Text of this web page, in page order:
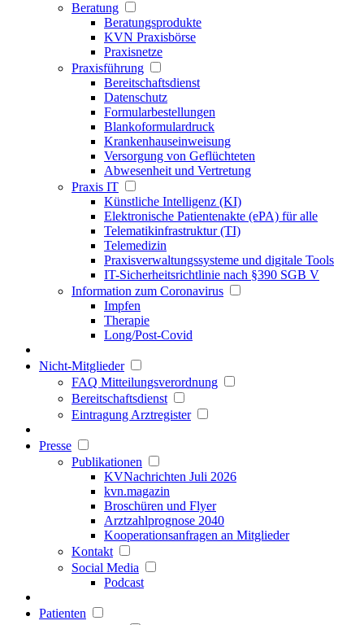
Beratung
Beratungsprodukte
KVN Praxisbörse
Praxisnetze
Praxisführung
Bereitschaftsdienst
Datenschutz
Formularbestellungen
Blankoformulardruck
Krankenhauseinweisung
Versorgung von Geflüchteten
Abwesenheit und Vertretung
Praxis IT
Künstliche Intelligenz (KI)
Elektronische Patientenakte (ePA) für alle
Telematikinfrastruktur (TI)
Telemedizin
Praxisverwaltungssysteme und digitale Tools
IT-Sicherheitsrichtlinie nach §390 SGB V
Information zum Coronavirus
Impfen
Therapie
Long/Post-Covid
Nicht-Mitglieder
FAQ Mitteilungsverordnung
Bereitschaftsdienst
Eintragung Arztregister
Presse
Publikationen
KVNachrichten Juli 2026
kvn.magazin
Broschüren und Flyer
Arztzahlprognose 2040
Kooperationsanfragen an Mitglieder
Kontakt
Social Media
Podcast
Patienten